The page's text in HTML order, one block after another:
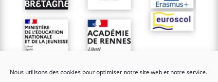
Nous utilisons des cookies pour optimiser notre site web et notre service.